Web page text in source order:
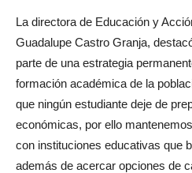
La directora de Educación y
Guadalupe Castro Granja,
parte de una estrategia
formación académica de la
que ningún estudiante deje de
económicas, por ello
con instituciones educativas que
además de acercar opciones de